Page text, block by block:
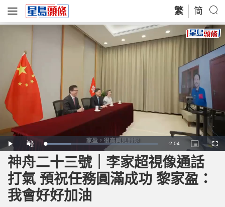
繁 简
P
l
a
y
U
n
m
u
t
L
o
a
d
d
:
2
2
.
6
8
R
e
m
-2:04
P
i
c
t
r
e
-
i
F
u
神舟二十三號｜李家超視像通話
打氣 預祝任務圓滿成功 黎家盈：
我會好好加油